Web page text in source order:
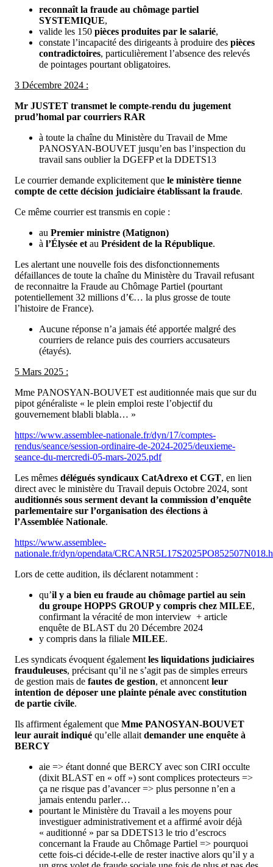
reconnaît la fraude au chômage partiel
SYSTEMIQUE,
valide les 150 pièces produites par le salarié,
constate l’incapacité des dirigeants à produire des pièces
contradictoires, particulièrement l’absence des relevés
de pointages pourtant obligatoires.
3 Décembre 2024 :
Mr JUSTET transmet le compte-rendu du jugement
prud’homal par courriers RAR
à toute la chaîne du Ministère du Travail de Mme
PANOSYAN-BOUVET jusqu’en bas l’inspection du
travail sans oublier la DGEFP et la DDETS13
Le courrier demande explicitement que le ministère tienne
compte de cette décision judiciaire établissant la fraude.
Ce même courrier est transmis en copie :
au Premier ministre (Matignon)
à l’Élysée et au Président de la République.
Les alertant une nouvelle fois des disfonctionnements
défaillances de toute la chaîne du Ministère du Travail refusant
de reconnaitre la Fraude au Chômage Partiel (pourtant
potentiellement 32 millions d’€… la plus grosse de toute
l’histoire de France).
Aucune réponse n’a jamais été apportée malgré des
courriers de relance puis des courriers accusateurs
(étayés).
5 Mars 2025 :
Mme PANOSYAN-BOUVET est auditionnée mais que sur du
pipot généraliste « le plein emploi reste l’objectif du
gouvernement blabli blabla… »
https://www.assemblee-nationale.fr/dyn/17/comptes-
rendus/seance/session-ordinaire-de-2024-2025/deuxieme-
seance-du-mercredi-05-mars-2025.pdf
Les mêmes délégués syndicaux CatAdrexo et CGT, en lien
direct avec le ministère du Travail depuis Octobre 2024, sont
auditionnés sous serment devant la commission d’enquête
parlementaire sur l’organisation des élections à
l’Assemblée Nationale.
https://www.assemblee-
nationale.fr/dyn/opendata/
Lors de cette audition, ils déclarent notamment :
qu’il y a bien eu fraude au chômage partiel au sein
du groupe HOPPS GROUP y compris chez MILEE,
confirmant la véracité de mon interview + article
enquête de BLAST du 20 Décembre 2024
y compris dans la filiale MILEE.
Les syndicats évoquent également les liquidations judiciaires
frauduleuses, précisant qu’il ne s’agit pas de simples erreurs
de gestion mais de fautes de gestion, et annoncent leur
intention de déposer une plainte pénale avec constitution
de partie civile.
Ils affirment également que Mme PANOSYAN-BOUVET
leur aurait indiqué qu’elle allait demander une enquête à
BERCY
aie => étant donné que BERCY avec son CIRI occulte
(dixit BLAST en « off ») sont complices protecteurs =>
ça ne risque pas d’avancer => plus personne n’en a
jamais entendu parler…
pourtant le Ministère du Travail a les moyens pour
investiguer administrativement et a affirmé avoir déjà
« auditionné » par sa DDETS13 le trio d’escrocs
concernant la Fraude au Chômage Partiel => pourquoi
cette fois-ci décide-t-elle de rester inactive alors qu’il y a